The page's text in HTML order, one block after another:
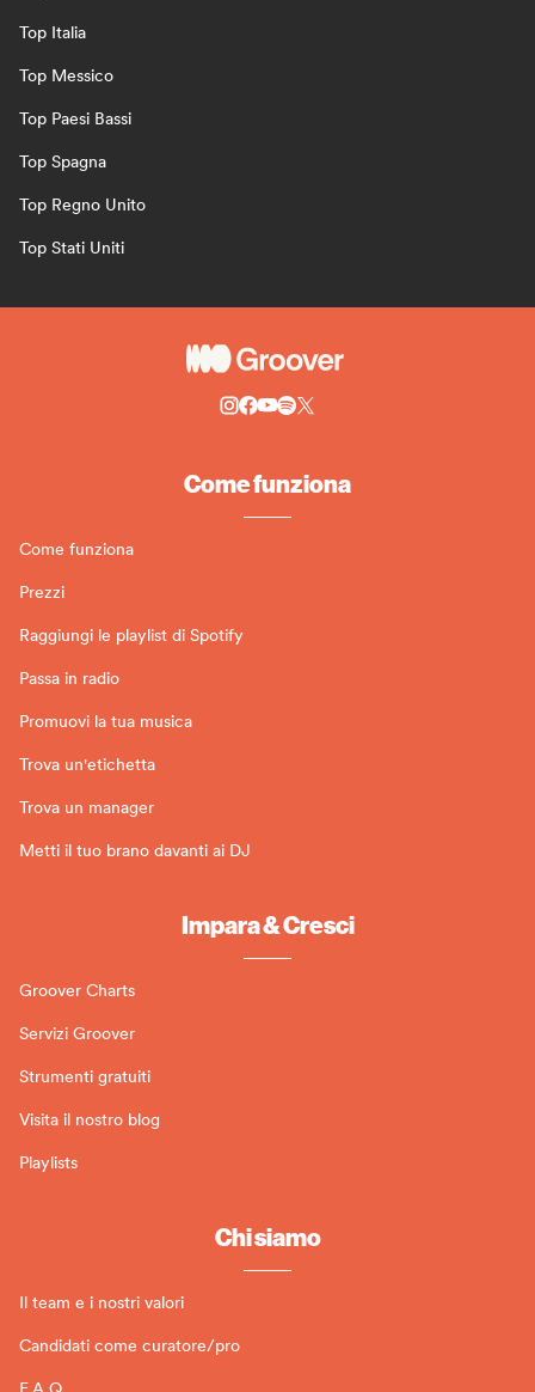
Top Italia
Top Messico
Top Paesi Bassi
Top Spagna
Top Regno Unito
Top Stati Uniti
Come funziona
Come funziona
Prezzi
Raggiungi le playlist di Spotify
Passa in radio
Promuovi la tua musica
Trova un'etichetta
Trova un manager
Metti il tuo brano davanti ai DJ
Impara & Cresci
Groover Charts
Servizi Groover
Strumenti gratuiti
Visita il nostro blog
Playlists
Chi siamo
Il team e i nostri valori
Candidati come curatore/pro
F.A.Q.